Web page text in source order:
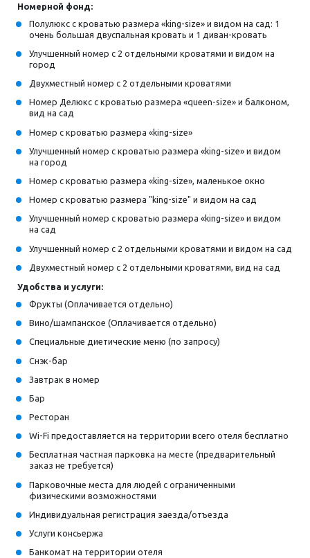
Номерной фонд:
Полулюкс с кроватью размера «king-size» и видом на сад: 1
очень большая двуспальная кровать и 1 диван-кровать
Улучшенный номер с 2 отдельными кроватями и видом на
город
Двухместный номер с 2 отдельными кроватями
Номер Делюкс с кроватью размера «queen-size» и балконом,
вид на сад
Номер с кроватью размера «king-size»
Улучшенный номер с кроватью размера «king-size» и видом
на город
Номер с кроватью размера «king-size», маленькое окно
Номер с кроватью размера "king-size" и видом на сад
Улучшенный номер с кроватью размера «king-size» и видом
на сад
Улучшенный номер с 2 отдельными кроватями и видом на сад
Двухместный номер с 2 отдельными кроватями, вид на сад
Удобства и услуги:
Фрукты (Оплачивается отдельно)
Вино/шампанское (Оплачивается отдельно)
Специальные диетические меню (по запросу)
Снэк-бар
Завтрак в номер
Бар
Ресторан
Wi-Fi предоставляется на территории всего отеля бесплатно
Бесплатная частная парковка на месте (предварительный
заказ не требуется)
Парковочные места для людей с ограниченными
физическими возможностями
Индивидуальная регистрация заезда/отъезда
Услуги консьержа
Банкомат на территории отеля